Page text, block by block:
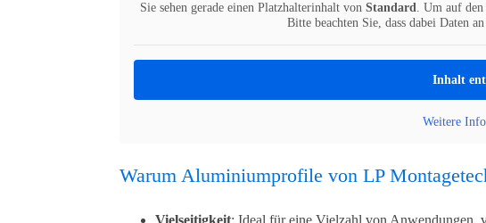
Sie sehen gerade einen Platzhalterinhalt von Standard. Um auf
Bitte beachten Sie, dass dabei Daten
Inhalt
Weitere
Warum Aluminiumprofile von LP
Vielseitigkeit: Ideal für eine Vielzahl von Anwendungen,